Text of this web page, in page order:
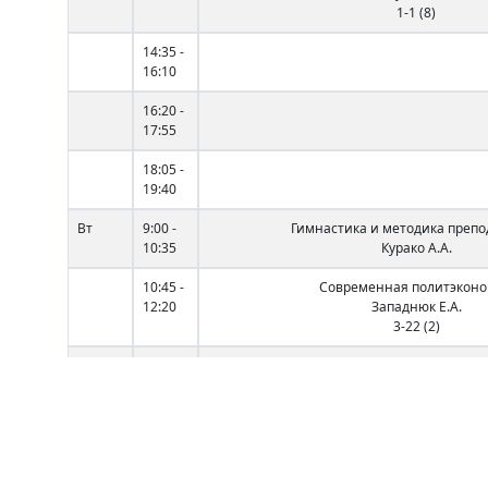
1-1 (8)
14:35 -
16:10
16:20 -
17:55
18:05 -
19:40
Вт
9:00 -
10:35
Гимнастика и методика
Курако А.А.
10:45 -
12:20
Современная
Западнюк Е.А.
3-22 (2)